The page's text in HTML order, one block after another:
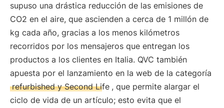
supuso una drástica reducción de las emisiones de
CO2 en el aire, que ascienden a cerca de 1 millón de
kg cada año, gracias a los menos kilómetros
recorridos por los mensajeros que entregan los
productos a los clientes en Italia. QVC también
apuesta por el lanzamiento en la web de la categoría
refurbished y Second Life , que permite alargar el
ciclo de vida de un artículo; esto evita que el